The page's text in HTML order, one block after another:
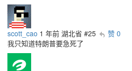
scott_cao 1 年前 湖北省 #25
赞 0
我只知道特朗普要急死了